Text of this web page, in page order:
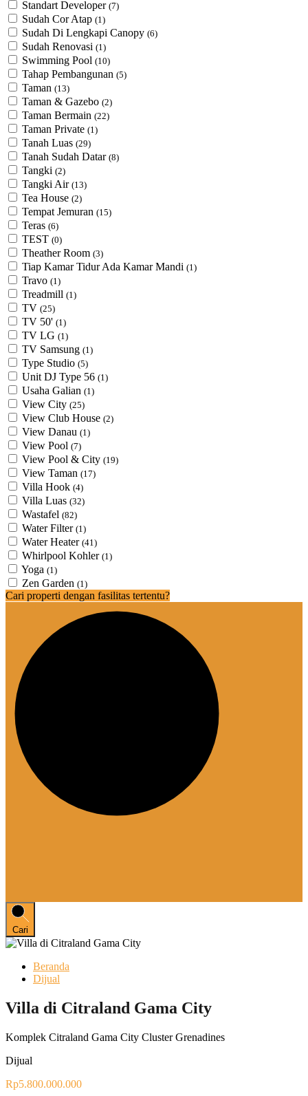
Standart Developer (7)
Sudah Cor Atap (1)
Sudah Di Lengkapi Canopy (6)
Sudah Renovasi (1)
Swimming Pool (10)
Tahap Pembangunan (5)
Taman (13)
Taman & Gazebo (2)
Taman Bermain (22)
Taman Private (1)
Tanah Luas (29)
Tanah Sudah Datar (8)
Tangki (2)
Tangki Air (13)
Tea House (2)
Tempat Jemuran (15)
Teras (6)
TEST (0)
Theather Room (3)
Tiap Kamar Tidur Ada Kamar Mandi (1)
Travo (1)
Treadmill (1)
TV (25)
TV 50' (1)
TV LG (1)
TV Samsung (1)
Type Studio (5)
Unit DJ Type 56 (1)
Usaha Galian (1)
View City (25)
View Club House (2)
View Danau (1)
View Pool (7)
View Pool & City (19)
View Taman (17)
Villa Hook (4)
Villa Luas (32)
Wastafel (82)
Water Filter (1)
Water Heater (41)
Whirlpool Kohler (1)
Yoga (1)
Zen Garden (1)
Cari properti dengan fasilitas tertentu?
Cari
Beranda
Dijual
Villa di Citraland Gama City
Komplek Citraland Gama City Cluster Grenadines
Dijual
Rp5.800.000.000